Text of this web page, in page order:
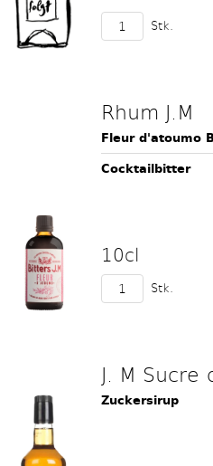
Stk.
Rhum J.M
Fleur d'atoumo
Cocktailbitter
10cl
Stk.
J. M Sucre
Zuckersirup